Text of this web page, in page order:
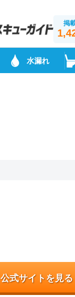
掲
水漏れ
公式サイトを見る